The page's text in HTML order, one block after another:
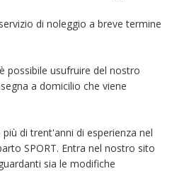
di noleggio a breve termine
è possibile usufruire del nostro
a domicilio che viene
di trent'anni di esperienza nel
SPORT. Entra nel nostro sito
sia le modifiche